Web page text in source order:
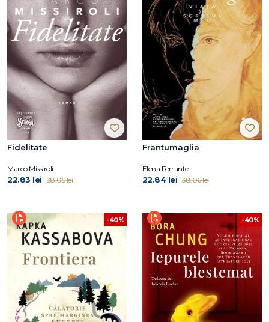
Fidelitate
Marco Missiroli
22.83 lei 38.05 lei
Frantumaglia
Elena Ferrante
22.84 lei 38.06 lei
-40% -40%